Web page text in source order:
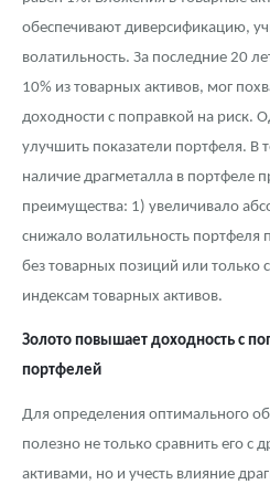
обеспечивают диверсификацию,
волатильность. За последние 20
10% из товарных активов, мог
доходности с поправкой на риск.
улучшить показатели портфеля. В
наличие драгметалла в портфеле
преимущества: 1) увеличивало
снижало волатильность портфеля
без товарных позиций или только
индексам товарных активов.
Золото повышает доходность с
портфелей
Для определения оптимального
полезно не только сравнить его с
активами, но и учесть влияние